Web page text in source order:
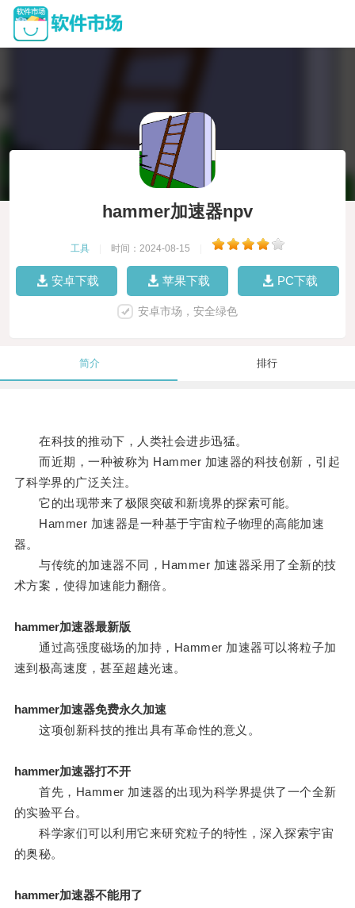
hammer加速器npv
工具 时间：2024-08-15
安卓下载 苹果下载 PC下载
安卓市场，安全绿色
简介 排行
在科技的推动下，人类社会进步迅猛。
而近期，一种被称为 Hammer 加速器的科技创新，引起
了科学界的广泛关注。
它的出现带来了极限突破和新境界的探索可能。
Hammer 加速器是一种基于宇宙粒子物理的高能加速
器。
与传统的加速器不同，Hammer 加速器采用了全新的技
术方案，使得加速能力翻倍。
hammer加速器最新版
通过高强度磁场的加持，Hammer 加速器可以将粒子加
速到极高速度，甚至超越光速。
hammer加速器免费永久加速
这项创新科技的推出具有革命性的意义。
hammer加速器打不开
首先，Hammer 加速器的出现为科学界提供了一个全新
的实验平台。
科学家们可以利用它来研究粒子的特性，深入探索宇宙
的奥秘。
hammer加速器不能用了